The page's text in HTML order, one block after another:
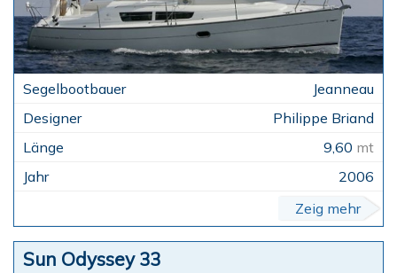
Jeanneau
Philippe Briand
9,60 mt
2006
Zeig mehr
Sun Odyssey 33